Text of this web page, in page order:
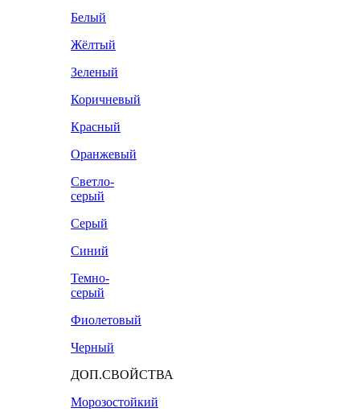
Белый
Жёлтый
Зеленый
Коричневый
Красный
Оранжевый
Светло-
серый
Серый
Синий
Темно-
серый
Фиолетовый
Черный
ДОП.СВОЙСТВА
Морозостойкий